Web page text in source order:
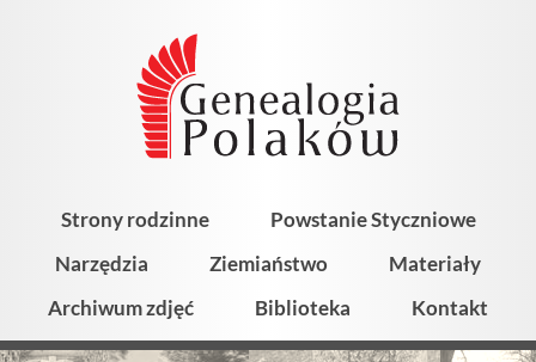
Strony rodzinne
Powstanie Styczniowe
Narzędzia
Ziemiaństwo
Materiały
Archiwum zdjęć
Biblioteka Kontakt